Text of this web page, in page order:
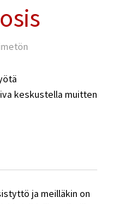
keskustella muitten
ja meilläkin on